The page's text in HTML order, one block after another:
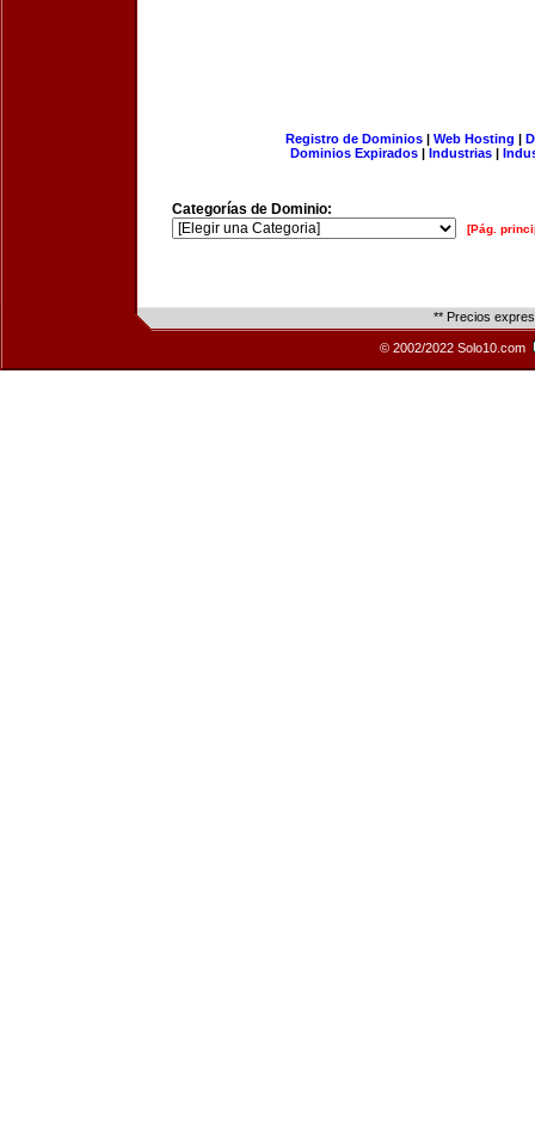
Registro de Dominios| Web Hosting |
Dominios Expirados | Industrias |
Categorías de Dominio:
[Pág.
** Precios
© 2002/2022 Solo10.com